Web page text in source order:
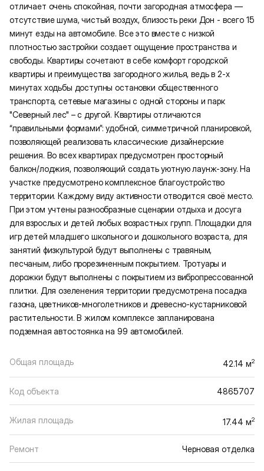
отличает очень спокойная, почти загородная атмосфера —
отсутствие шума, чистый воздух, близость реки Дон - всего 15
минут езды на автомобиле. Все это вместе с низкой
плотностью застройки создает ощущение пространства и
свободы. Квартиры сочетают в себе комфорт городской
квартиры и преимущества загородного жилья, ведь в 2-х
минутах ходьбы доступны остановки общественного
транспорта, сетевые магазины с одной стороны и парк
"Северный лес" – с другой. Квартиры отличаются
“правильными формами”: удобной, симметричной планировкой,
позволяющей реализовать классические дизайнерские
решения. Во всех квартирах предусмотрен просторный
балкон/лоджия, позволяющий создать уютную лаунж-зону. На
участке предусмотрено комплексное благоустройство
территории. Каждому виду активности отводится своё место.
При этом учтены разнообразные сценарии отдыха и досуга
для взрослых и детей любых возрастных групп. Площадки для
игр детей младшего школьного и дошкольного возраста, для
занятий физкультурой будут выполнены с травяным,
песчаным, либо прорезиненным покрытием. Тротуары и
дорожки будут выполнены с покрытием из вибропрессованной
плитки. Для озеленения территории предусмотрена посадка
газона, цветников-многолетников и древесно-кустарниковой
растительности. В жилом комплексе запланирована
подземная автостоянка на 99 автомобилей.
Общая площадь 42.14 м2
Код объекта 4865707
Жилая площадь 17.44 м2
Ремонт Черновая отделка